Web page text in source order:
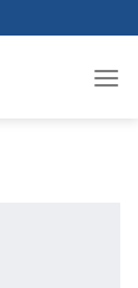
to
content